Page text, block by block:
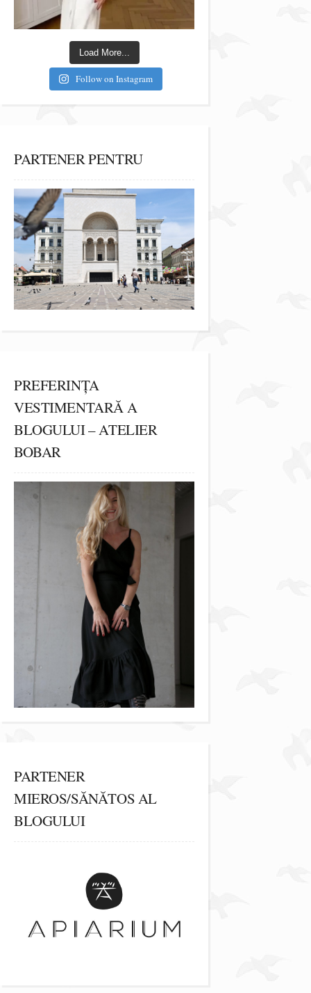
Load More...
Follow on Instagram
PARTENER PENTRU
PREFERINȚA
VESTIMENTARĂ A
BLOGULUI – ATELIER
BOBAR
PARTENER
MIEROS/SĂNĂTOS AL
BLOGULUI